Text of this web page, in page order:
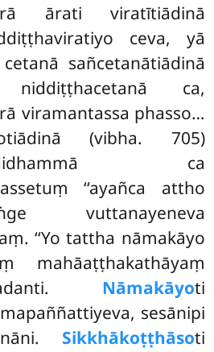
ārati viratītiādinā
ceva, yā
sañcetanātiādinā
ca,
viramantassa phasso…
(vibha. 705)
ca
‘‘ayañca attho
vuttanayeneva
‘‘Yo tattha nāmakāyo
mahāaṭṭhakathāyaṃ
Nāmakāyoti
sesānipi
Sikkhākoṭṭhāsoti